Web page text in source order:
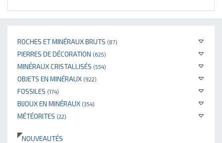
ROCHES ET MINÉRAUX BRUTS (87)
PIERRES DE DÉCORATION (625)
MINÉRAUX CRISTALLISÉS (554)
OBJETS EN MINÉRAUX (922)
FOSSILES (174)
BIJOUX EN MINÉRAUX (354)
MÉTÉORITES (22)
NOUVEAUTÉS